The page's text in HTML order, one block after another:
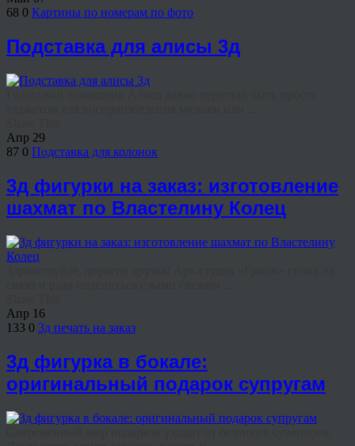
68 0 Картины по номерам по фото
Подставка для алисы 3д
Апр 29
87 0 Подставка для колонок
3д фигурки на заказ: изготовление
шахмат по Властелину Колец
Апр 16
133 0 3д печать на заказ
3д фигурка в бокале:
оригинальный подарок супругам